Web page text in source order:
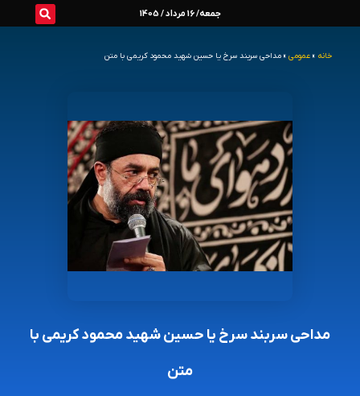
جمعه/ 16 مرداد / 1405
خانه » عمومی » مداحی سربند سرخ یا حسین شهید محمود کریمی با متن
مداحی سربند سرخ یا حسین شهید محمود کریمی با
متن